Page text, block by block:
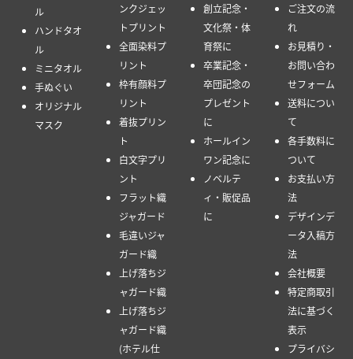
ル
ハンドタオ
ル
ミニタオル
手ぬぐい
オリジナル
マスク
ンクジェッ
トプリント
全面染料プ
リント
枠有顔料プ
リント
着抜プリン
ト
白文字プリ
ント
フラット織
ジャガード
毛違いジャ
ガード織
上げ落ちジ
ャガード織
上げ落ちジ
ャガード織
(ホテル仕
創立記念・
文化祭・体
育祭に
卒業記念・
卒団記念の
プレゼント
に
ホールイン
ワン記念に
ノベルテ
ィ・販促品
に
ご注文の流
れ
お見積り・
お問い合わ
せフォーム
送料につい
て
各手数料に
ついて
お支払い方
法
デザインデ
ータ入稿方
法
会社概要
特定商取引
法に基づく
表示
プライバシ